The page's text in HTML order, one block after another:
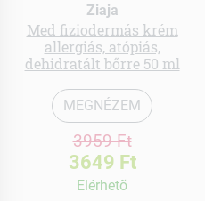
Ziaja
Med fiziodermás krém
allergiás, atópiás,
dehidratált bőrre 50 ml
MEGNÉZEM
3959 Ft
3649 Ft
Elérhetõ